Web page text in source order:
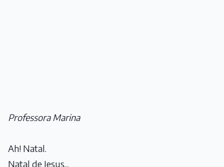
Professora Marina
Ah! Natal.
Natal de Jesus...